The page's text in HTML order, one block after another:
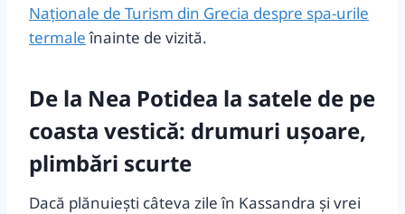
Naționale de Turism din Grecia despre spa-urile
termaleînainte de vizită.
De la Nea Potidea la satele de pe
coasta vestică: drumuri ușoare,
plimbări scurte
Dacă plănuiești câteva zile în Kassandra și vrei